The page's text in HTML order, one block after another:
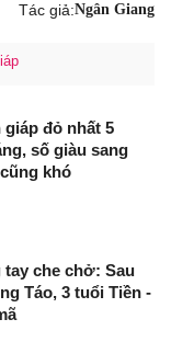
Tác giả:Ngân Giang
giáp đỏ nhất 5
số giàu sang
khó
tay che chở: Sau
Táo, 3 tuổi Tiền -